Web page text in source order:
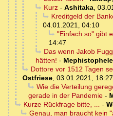
Kurz- Ashitaka,
Kreditgeld der
04.01.2021, 04:10
"Einfach so" gibt
14:47
Das wenn Jakob
hätten! -
Dottore vor 1512 Tagen
Ostfriese, 03.01.2021, 18:27
Wie die Verteilung
gerade in der Pandemie -
Kurze Rückfrage bitte, ... -
Genau, man braucht kein